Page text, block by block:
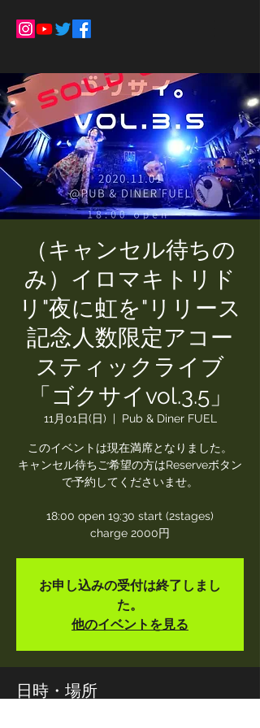
（キャンセル待ちの
み）イロマキトリド
リ"夜に虹を"リリース
記念人数限定アコー
スティックライブ
「ゴクサイvol.3.5」
11月01日(日)
  |
Pub & Diner FUEL
このイベントは現在満席となりました。
キャンセル待ちご希望の方はReserveボタン
で予約してくださいませ。
18:00 open 19:30 start (2stages)
charge 2000円
お申し込みの受付は終了しまし
た。
他のイベントを見る
日時・場所